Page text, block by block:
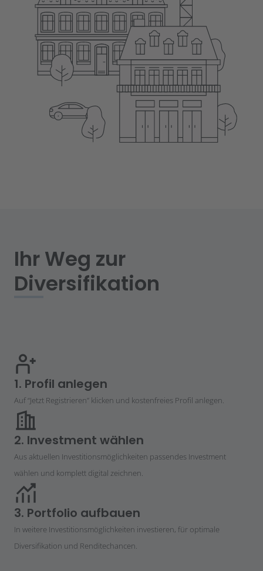
Ihr Weg zur
Diversifikation
1. Profil anlegen
Auf “Jetzt Registrieren” klicken und kostenfreies Profil anlegen.
2. Investment wählen
Aus aktuellen Investitionsmöglichkeiten passendes Investment
wählen und komplett digital zeichnen.
3. Portfolio aufbauen
In weitere Investitionsmöglichkeiten investieren, für optimale
Diversifikation und Renditechancen.